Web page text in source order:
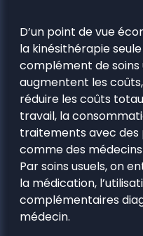
D’un point de vue
la kinésithérapie
complément de soins
augmentent les
réduire les coûts
travail, la
traitements avec des
comme des
Par soins usuels, on
la médication,
complémentaires
médecin.